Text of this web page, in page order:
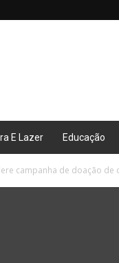
E Lazer Educação
campanha de doação de